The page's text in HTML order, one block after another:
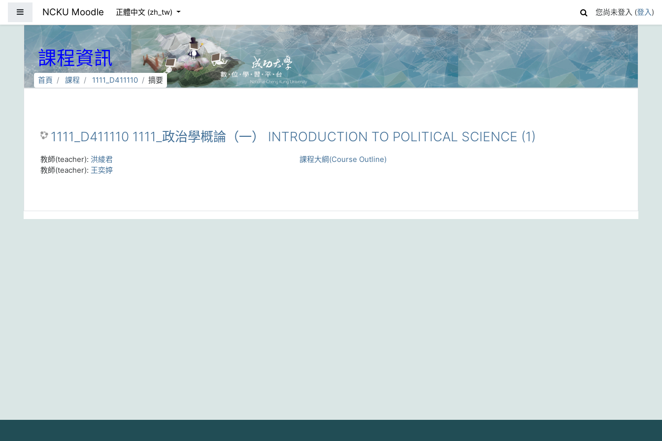
NCKU Moodle 正體中文 ‎(zh_tw)‎ 您尚未登入 (登入)
課程資訊
首頁 課程 1111_D411110 摘要
1111_D411110 1111_政治學概論（一） INTRODUCTION TO POLITICAL SCIENCE (1)
課程大綱(Course Outline)
教師(teacher): 洪綾君
教師(teacher): 王奕婷